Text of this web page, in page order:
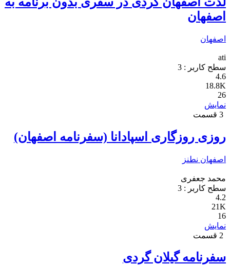
اصفهان
اصفهان
ati
سطح کاربر : 3
4.6
18.8K
26
نمایش
3 قسمت
روزی روزگاری اسپادانا (سفرنامه اصفهان)
اصفهان نطنز
محمد جعفری
سطح کاربر : 3
4.2
21K
16
نمایش
2 قسمت
سفرنامه گیلان گردی